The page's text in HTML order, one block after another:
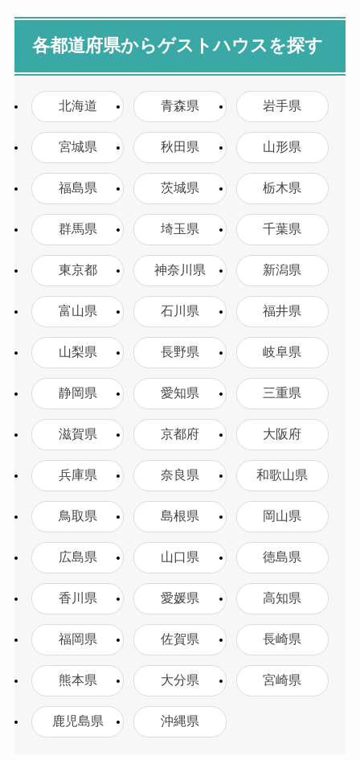
各都道府県からゲストハウスを探す
北海道 青森県 岩手県
宮城県 秋田県 山形県
福島県 茨城県 栃木県
群馬県 埼玉県 千葉県
東京都 神奈川県 新潟県
富山県 石川県 福井県
山梨県 長野県 岐阜県
静岡県 愛知県 三重県
滋賀県 京都府 大阪府
兵庫県 奈良県 和歌山県
鳥取県 島根県 岡山県
広島県 山口県 徳島県
香川県 愛媛県 高知県
福岡県 佐賀県 長崎県
熊本県 大分県 宮崎県
鹿児島県 沖縄県